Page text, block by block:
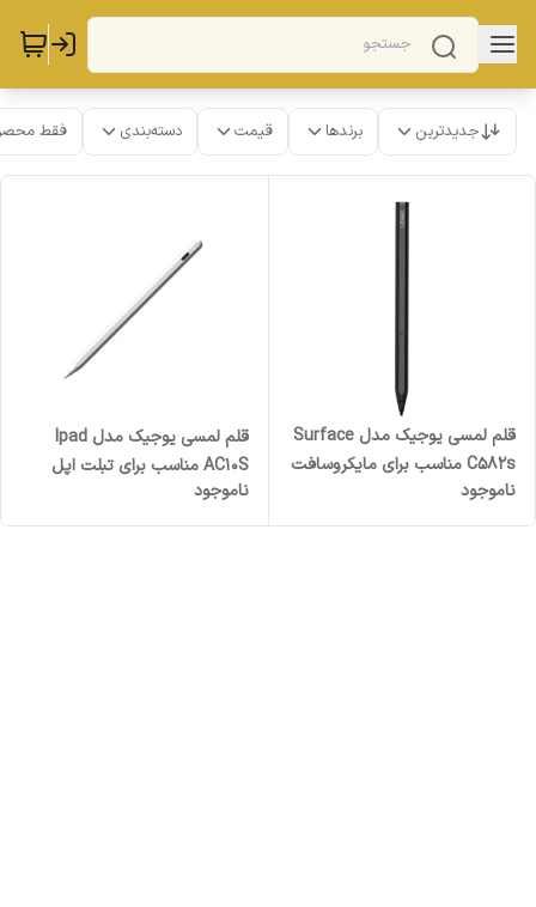
جدیدترین برندها قیمت دسته‌بندی فقط
قلم لمسی یوجیک مدل Surface
C582s مناسب برای مایکروسافت
سرفیس
ناموجود
قلم لمسی یوجیک مدل Ipad
AC10S مناسب برای تبلت اپل
Ipad pro
ناموجود